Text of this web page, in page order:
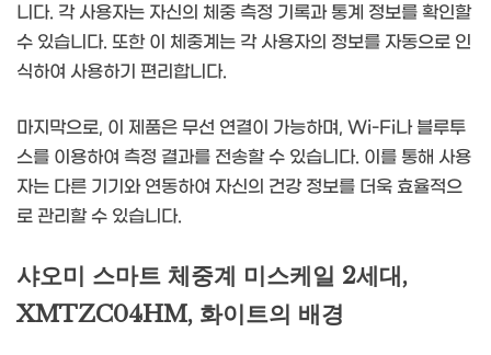
니다. 각 사용자는 자신의 체중 측정 기록과 통계 정보를 확인할
수 있습니다. 또한 이 체중계는 각 사용자의 정보를 자동으로 인
식하여 사용하기 편리합니다.
마지막으로, 이 제품은 무선 연결이 가능하며, Wi-Fi나 블루투
스를 이용하여 측정 결과를 전송할 수 있습니다. 이를 통해 사용
자는 다른 기기와 연동하여 자신의 건강 정보를 더욱 효율적으
로 관리할 수 있습니다.
샤오미 스마트 체중계 미스케일 2세대,
XMTZC04HM, 화이트의 배경